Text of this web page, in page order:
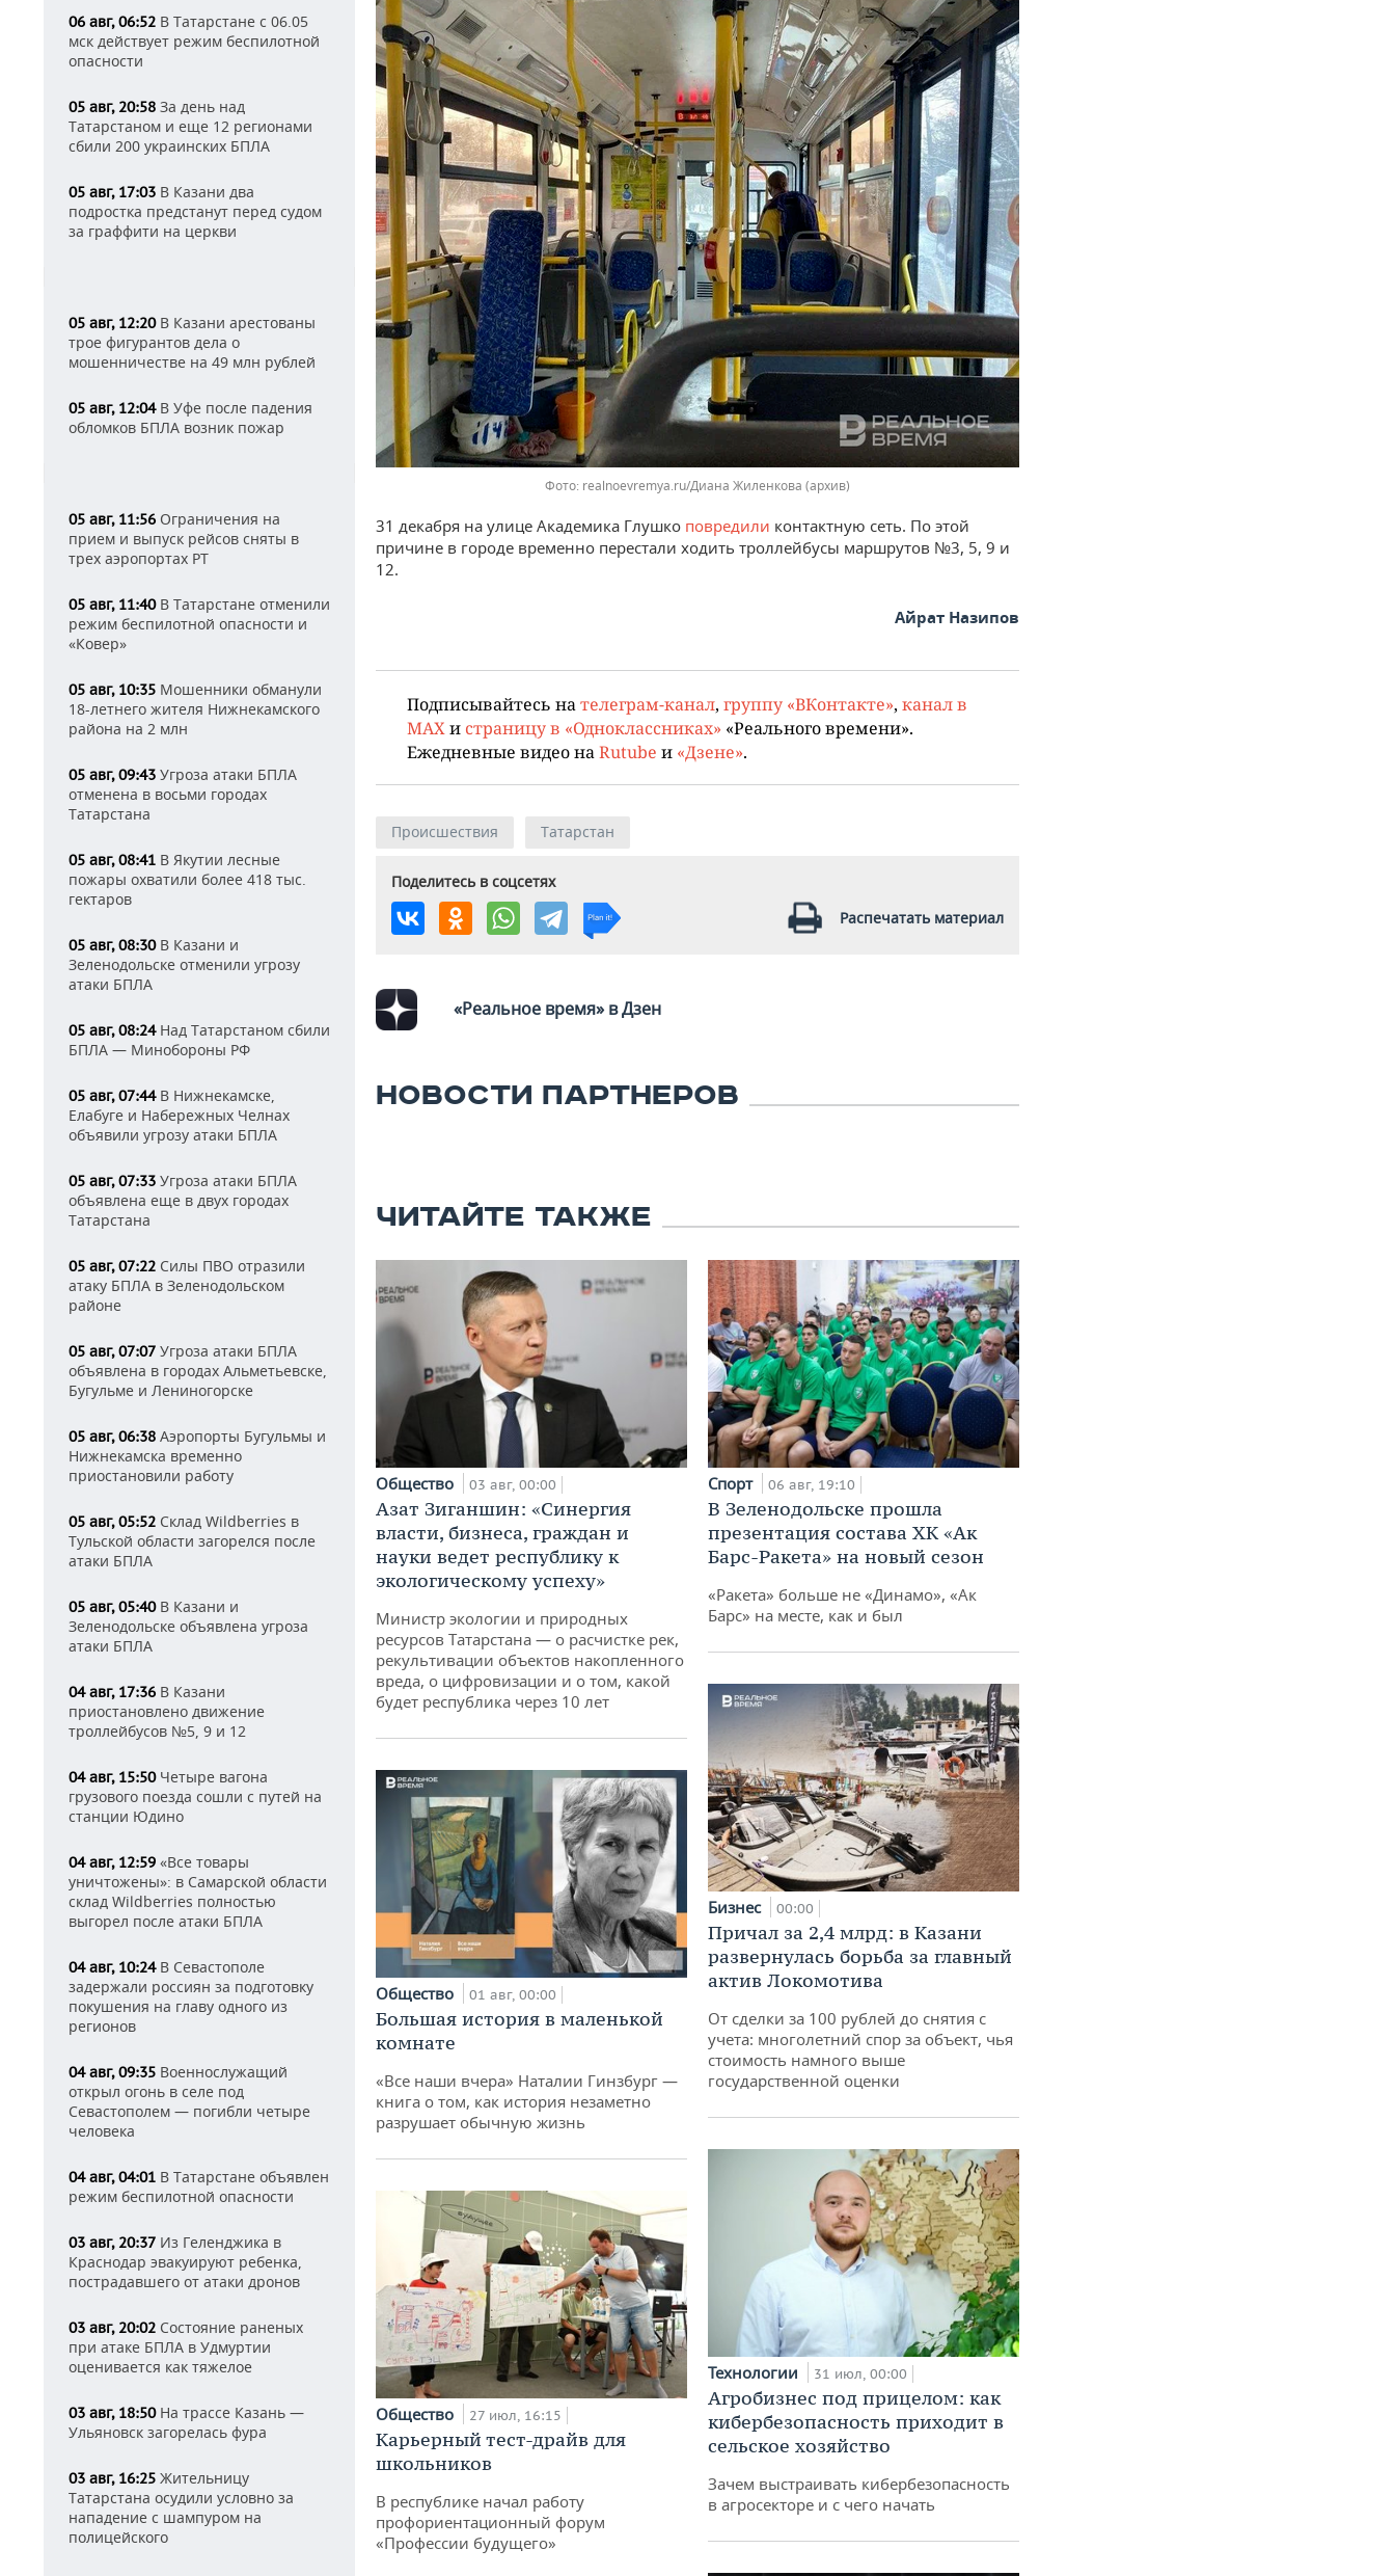
06 авг, 06:52 В Татарстане с 06.05
мск действует режим беспилотной
опасности
05 авг, 20:58 За день над
Татарстаном и еще 12 регионами
сбили 200 украинских БПЛА
05 авг, 17:03 В Казани два
подростка предстанут перед судом
за граффити на церкви
05 авг, 12:20В Казани арестованы
трое фигурантов дела о
мошенничестве на 49 млн рублей
05 авг, 12:04В Уфе после падения
обломков БПЛА возник пожар
05 авг, 11:56 Ограничения на
прием и выпуск рейсов сняты в
трех аэропортах РТ
05 авг, 11:40В Татарстане отменили
режим беспилотной опасности и
«Ковер»
05 авг, 10:35 Мошенники обманули
18-летнего жителя Нижнекамского
района на 2 млн
05 авг, 09:43 Угроза атаки БПЛА
отменена в восьми городах
Татарстана
05 авг, 08:41 В Якутии лесные
пожары охватили более 418 тыс.
гектаров
05 авг, 08:30В Казани и
Зеленодольске отменили угрозу
атаки БПЛА
05 авг, 08:24Над Татарстаном сбили
БПЛА — Минобороны РФ
05 авг, 07:44В Нижнекамске,
Елабуге и Набережных Челнах
объявили угрозу атаки БПЛА
05 авг, 07:33 Угроза атаки БПЛА
объявлена еще в двух городах
Татарстана
05 авг, 07:22 Силы ПВО отразили
атаку БПЛА в Зеленодольском
районе
05 авг, 07:07 Угроза атаки БПЛА
объявлена в городах Альметьевске,
Бугульме и Лениногорске
05 авг, 06:38 Аэропорты Бугульмы и
Нижнекамска временно
приостановили работу
05 авг, 05:52 Склад Wildberries в
Тульской области загорелся после
атаки БПЛА
05 авг, 05:40В Казани и
Зеленодольске объявлена угроза
атаки БПЛА
04 авг, 17:36 В Казани
приостановлено движение
троллейбусов №5, 9 и 12
04 авг, 15:50Четыре вагона
грузового поезда сошли с путей на
станции Юдино
04 авг, 12:59 «Все товары
уничтожены»: в Самарской области
склад Wildberries полностью
выгорел после атаки БПЛА
04 авг, 10:24В Севастополе
задержали россиян за подготовку
покушения на главу одного из
регионов
04 авг, 09:35 Военнослужащий
открыл огонь в селе под
Севастополем — погибли четыре
человека
04 авг, 04:01 В Татарстане объявлен
режим беспилотной опасности
03 авг, 20:37 Из Геленджика в
Краснодар эвакуируют ребенка,
пострадавшего от атаки дронов
03 авг, 20:02 Состояние раненых
при атаке БПЛА в Удмуртии
оценивается как тяжелое
03 авг, 18:50На трассе Казань —
Ульяновск загорелась фура
03 авг, 16:25 Жительницу
Татарстана осудили условно за
нападение с шампуром на
полицейского
realnoevremya.ru/Диана Жиленкова (архив)
31 декабря на улице Академика Глушко повредили контактную сеть. По этой
причине в городе временно перестали ходить троллейбусы маршрутов №3, 5, 9 и
12.
Айрат Назипов
Подписывайтесь нателеграм-канал, группу «ВКонтакте», канал в
MAXи страницу в «Одноклассниках» «Реального времени».
Ежедневные видео наRutube и «Дзене».
Происшествия Татарстан
Поделитесь в соцсетях
Распечатать материал
«Реальное время» в Дзен
НОВОСТИ ПАРТНЕРОВ
ЧИТАЙТЕ ТАКЖЕ
Общество 03 авг, 00:00
Азат Зиганшин: «Синергия
власти, бизнеса, граждан и
науки ведет республику к
экологическому успеху»
Министр экологии и природных
ресурсов Татарстана — о расчистке рек,
рекультивации объектов накопленного
вреда, о цифровизации и о том, какой
будет республика через 10 лет
Общество 01 авг, 00:00
Большая история в маленькой
комнате
«Все наши вчера» Наталии Гинзбург —
книга о том, как история незаметно
разрушает обычную жизнь
Общество 27 июл, 16:15
Карьерный тест-драйв для
школьников
В республике начал работу
профориентационный форум
«Профессии будущего»
Спорт 06 авг, 19:10
В Зеленодольске прошла
презентация состава ХК «Ак
Барс-Ракета» на новый сезон
«Ракета» больше не «Динамо», «Ак
Барс» на месте, как и был
Бизнес 00:00
Причал за 2,4 млрд: в Казани
развернулась борьба за главный
актив Локомотива
От сделки за 100 рублей до снятия с
учета: многолетний спор за объект, чья
стоимость намного выше
государственной оценки
Технологии 31 июл, 00:00
Агробизнес под прицелом: как
кибербезопасность приходит в
сельское хозяйство
Зачем выстраивать кибербезопасность
в агросекторе и с чего начать